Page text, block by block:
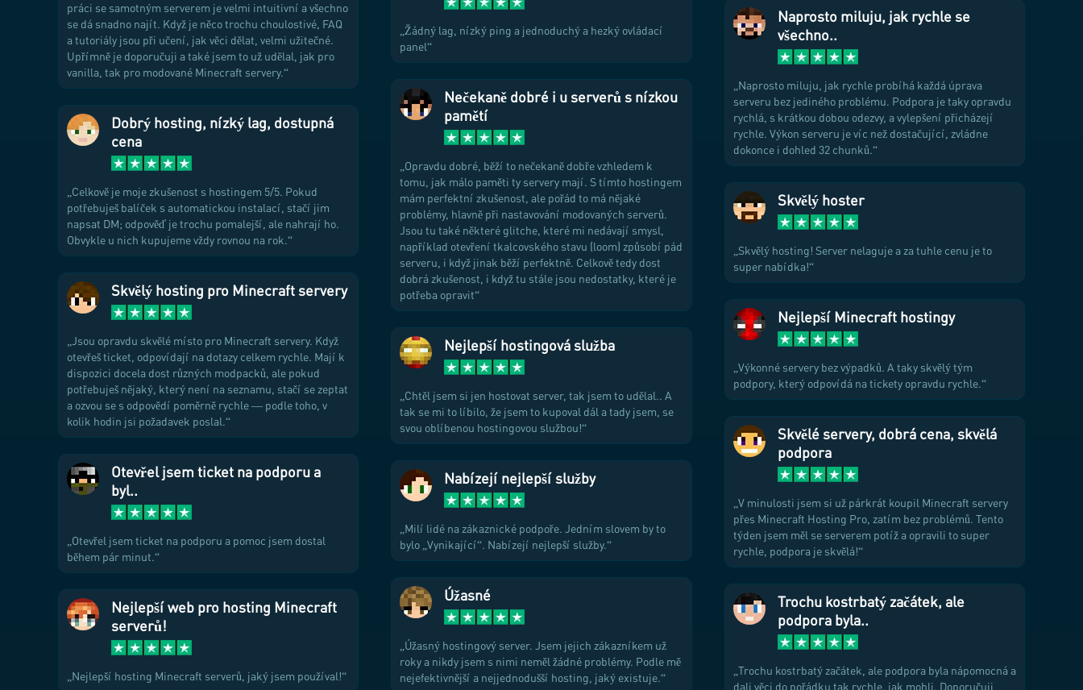
práci se samotným serverem je velmi intuitivní a všechno
se dá snadno najít. Když je něco trochu choulostivé, FAQ
a tutoriály jsou při učení, jak věci dělat, velmi užitečné.
Upřímně je doporučuji a také jsem to už udělal, jak pro
vanilla, tak pro modované Minecraft servery.
Dobrý hosting, nízký lag, dostupná
cena
Celkově je moje zkušenost s hostingem 5/5. Pokud
potřebuješ balíček s automatickou instalací, stačí jim
napsat DM; odpověď je trochu pomalejší, ale nahrají ho.
Obvykle u nich kupujeme vždy rovnou na rok.
Skvělý hosting pro Minecraft servery
Jsou opravdu skvělé místo pro Minecraft servery. Když
otevřeš ticket, odpovídají na dotazy celkem rychle. Mají k
dispozici docela dost různých modpacků, ale pokud
potřebuješ nějaký, který není na seznamu, stačí se zeptat
a ozvou se s odpovědí poměrně rychle — podle toho, v
kolik hodin jsi požadavek poslal.
Otevřel jsem ticket na podporu a
byl..
Otevřel jsem ticket na podporu a pomoc jsem dostal
během pár minut.
Nejlepší web pro hosting Minecraft
serverů!
Nejlepší hosting Minecraft serverů, jaký jsem používal!
Žádný lag, nízký ping a jednoduchý a hezký ovládací
panel
Nečekaně dobré i u serverů s nízkou
pamětí
Opravdu dobré, běží to nečekaně dobře vzhledem k
tomu, jak málo paměti ty servery mají. S tímto hostingem
mám perfektní zkušenost, ale pořád to má nějaké
problémy, hlavně při nastavování modovaných serverů.
Jsou tu také některé glitche, které mi nedávají smysl,
například otevření tkalcovského stavu (loom) způsobí pád
serveru, i když jinak běží perfektně. Celkově tedy dost
dobrá zkušenost, i když tu stále jsou nedostatky, které je
potřeba opravit
Nejlepší hostingová služba
Chtěl jsem si jen hostovat server, tak jsem to udělal.. A
tak se mi to líbilo, že jsem to kupoval dál a tady jsem, se
svou oblíbenou hostingovou službou!
Nabízejí nejlepší služby
Milí lidé na zákaznické podpoře. Jedním slovem by to
bylo „Vynikající“. Nabízejí nejlepší služby.
Úžasné
Úžasný hostingový server. Jsem jejich zákazníkem už
roky a nikdy jsem s nimi neměl žádné problémy. Podle mě
nejefektivnější a nejjednodušší hosting, jaký existuje.
Naprosto miluju, jak rychle se
všechno..
Naprosto miluju, jak rychle probíhá každá úprava
serveru bez jediného problému. Podpora je taky opravdu
rychlá, s krátkou dobou odezvy, a vylepšení přicházejí
rychle. Výkon serveru je víc než dostačující, zvládne
dokonce i dohled 32 chunků.
Skvělý hoster
Skvělý hosting! Server nelaguje a za tuhle cenu je to
super nabídka!
Nejlepší Minecraft hostingy
Výkonné servery bez výpadků. A taky skvělý tým
podpory, který odpovídá na tickety opravdu rychle.
Skvělé servery, dobrá cena, skvělá
podpora
V minulosti jsem si už párkrát koupil Minecraft servery
přes Minecraft Hosting Pro, zatím bez problémů. Tento
týden jsem měl se serverem potíž a opravili to super
rychle, podpora je skvělá!
Trochu kostrbatý začátek, ale
podpora byla..
Trochu kostrbatý začátek, ale podpora byla nápomocná a
dali věci do pořádku tak rychle, jak mohli. Doporučuji